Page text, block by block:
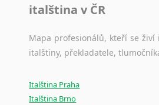
italština v ČR
Mapa profesionálů, kteří se
italštiny, překladatele,
Italština Praha
Italština Brno